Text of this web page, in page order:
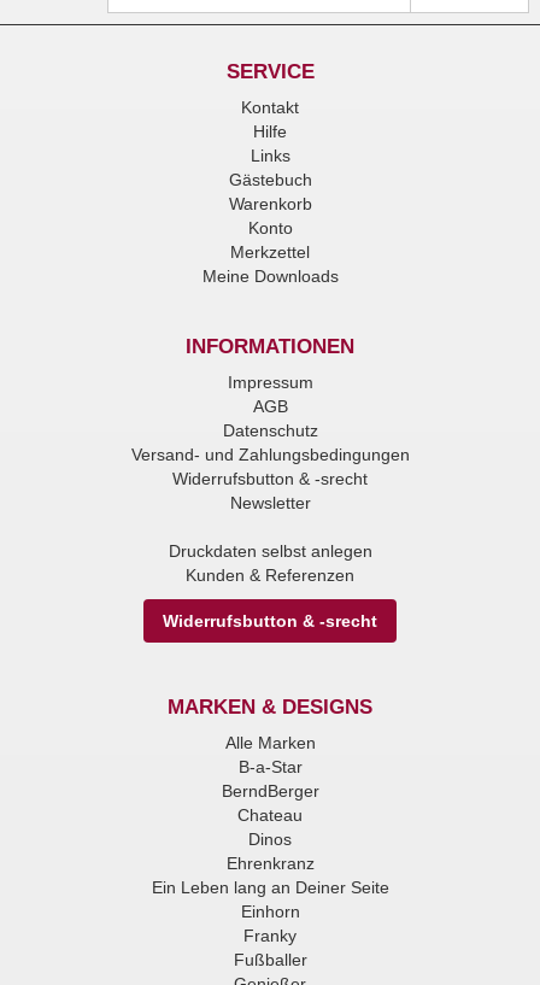
SERVICE
Kontakt
Hilfe
Links
Gästebuch
Warenkorb
Konto
Merkzettel
Meine Downloads
INFORMATIONEN
Impressum
AGB
Datenschutz
Versand- und Zahlungsbedingungen
Widerrufsbutton & -srecht
Newsletter
Druckdaten selbst anlegen
Kunden & Referenzen
Widerrufsbutton & -srecht
MARKEN & DESIGNS
Alle Marken
B-a-Star
BerndBerger
Chateau
Dinos
Ehrenkranz
Ein Leben lang an Deiner Seite
Einhorn
Franky
Fußballer